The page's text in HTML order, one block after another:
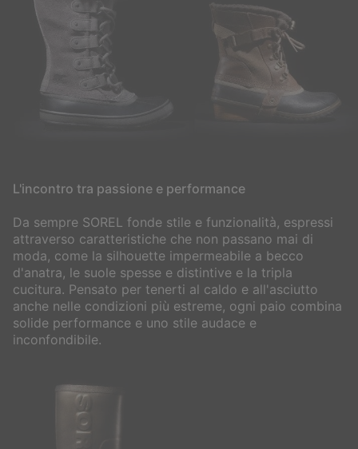
L'incontro tra passione e performance
Da sempre SOREL fonde stile e funzionalità, espressi
attraverso caratteristiche che non passano mai di
moda, come la silhouette impermeabile a becco
d'anatra, le suole spesse e distintive e la tripla
cucitura. Pensato per tenerti al caldo e all'asciutto
anche nelle condizioni più estreme, ogni paio combina
solide performance e uno stile audace e
inconfondibile.